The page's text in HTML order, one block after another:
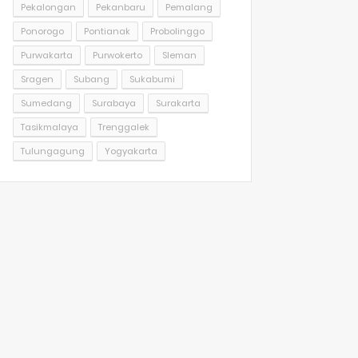
Pekalongan
Pekanbaru
Pemalang
Ponorogo
Pontianak
Probolinggo
Purwakarta
Purwokerto
Sleman
Sragen
Subang
Sukabumi
Sumedang
Surabaya
Surakarta
Tasikmalaya
Trenggalek
Tulungagung
Yogyakarta